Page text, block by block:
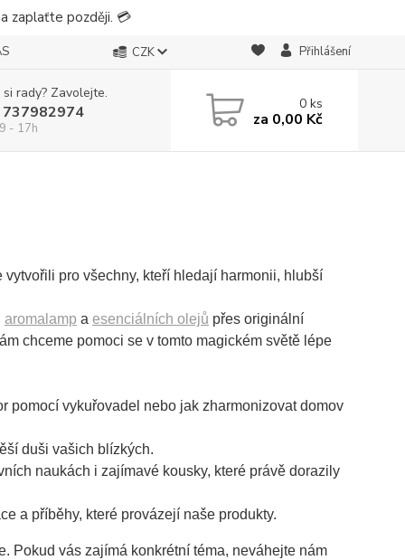
zaplaťte později. 💳
CZK Přihlášení
rady? Zavolejte.
737982974
- 17h
0ks
za 0,00 Kč
vytvořili pro všechny, kteří hledají harmonii, hlubší
aromalamp a esenciálních olejů přes originální
chceme pomoci se v tomto magickém světě lépe
pomocí vykuřovadel nebo jak zharmonizovat domov
duši vašich blízkých.
naukách i zajímavé kousky, které právě dorazily
a příběhy, které provázejí naše produkty.
Pokud vás zajímá konkrétní téma, neváhejte nám